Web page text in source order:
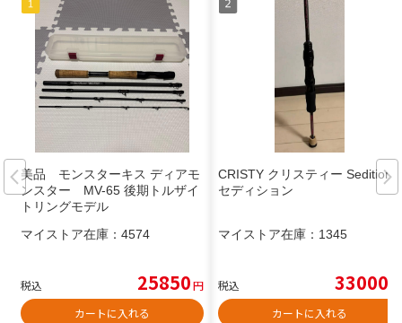
美品 モンスターキス ディアモ
ンスター MV-65 後期トルザイ
トリングモデル
マイストア在庫： 4574
税込 25850円
カートに入れる
CRISTY クリスティー Sedition
セディション
マイストア在庫： 1345
税込 33000
カートに入れる